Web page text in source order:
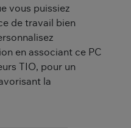
vous puissiez
de travail bien
en associant ce PC
TIO, pour un
la